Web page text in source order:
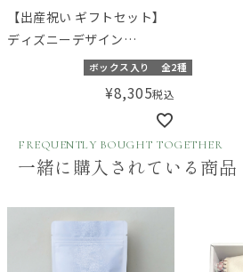
【出産祝い ギフトセット】
ディズニーデザイン
aden+anaisおくるみ＆スト
ックス入り】／Amingオリ
ボックス入り 全2種
¥8,305税込
FREQUENTLY BOUGHT TOGETHER
一緒に購入されている商品